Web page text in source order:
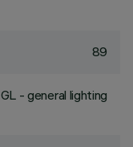
89
GL - general lighting